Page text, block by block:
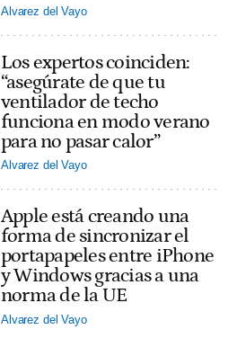
Alvarez del Vayo
Los expertos coinciden:
“asegúrate de que tu
ventilador de techo
funciona en modo verano
para no pasar calor”
Alvarez del Vayo
Apple está creando una
forma de sincronizar el
portapapeles entre iPhone
y Windows gracias a una
norma de la UE
Alvarez del Vayo